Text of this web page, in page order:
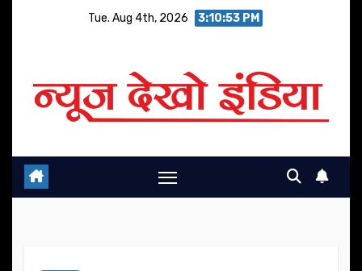
Tue. Aug 4th, 2026 3:10:53 PM